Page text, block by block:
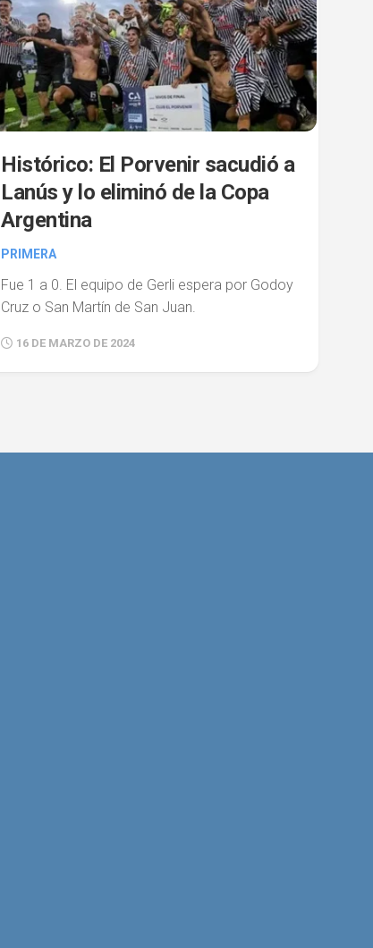
Histórico: El Porvenir sacudió a
Lanús y lo eliminó de la Copa
Argentina
PRIMERA
Fue 1 a 0. El equipo de Gerli espera por Godoy
Cruz o San Martín de San Juan.
16 DE MARZO DE 2024